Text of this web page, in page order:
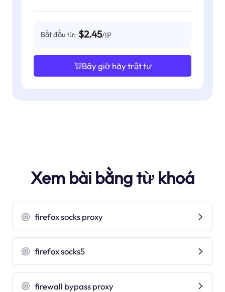
Bắt đầu từ: $2.45/IP
Bây giờ hãy trật tự
Xem bài bằng từ khoá
firefox socks proxy
firefox socks5
firewall bypass proxy